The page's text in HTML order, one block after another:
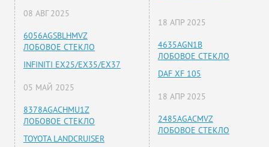
08 АВГ 2025
6056AGSBLHMVZ
ЛОБОВОЕ СТЕКЛО
INFINITI EX25/EX35/EX37
05 МАЙ 2025
8378AGACHMU1Z
ЛОБОВОЕ СТЕКЛО
TOYOTA LANDCRUISER
18 АПР 2025
4635AGN1B
ЛОБОВОЕ СТЕКЛО
DAF XF 105
18 АПР 2025
2485AGACMVZ
ЛОБОВОЕ СТЕКЛО